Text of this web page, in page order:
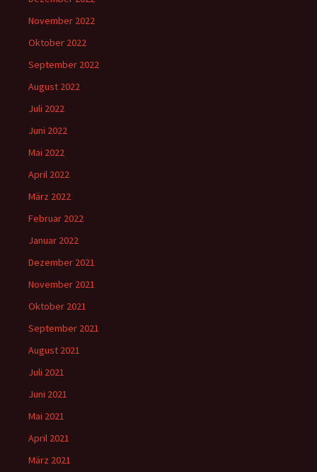
November 2022
Oktober 2022
September 2022
August 2022
Juli 2022
Juni 2022
Mai 2022
April 2022
März 2022
Februar 2022
Januar 2022
Dezember 2021
November 2021
Oktober 2021
September 2021
August 2021
Juli 2021
Juni 2021
Mai 2021
April 2021
März 2021